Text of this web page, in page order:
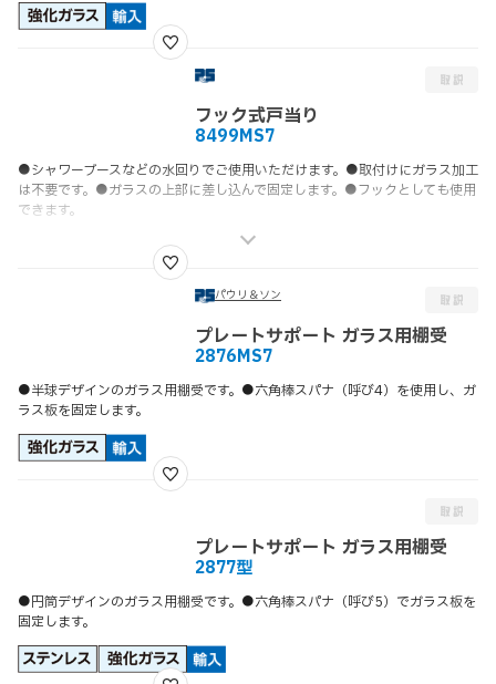
フック式戸当り
8499MS7
●シャワーブースなどの水回りでご使用いただけます。●取付けにガラス加工
は不要です。●ガラスの上部に差し込んで固定します。●フックとしても使用
できます。
パウリ＆ソン
プレートサポート ガラス用棚受
2876MS7
●半球デザインのガラス用棚受です。●六角棒スパナ（呼び4）を使用し、ガ
ラス板を固定します。
プレートサポート ガラス用棚受
2877型
●円筒デザインのガラス用棚受です。●六角棒スパナ（呼び5）でガラス板を
固定します。